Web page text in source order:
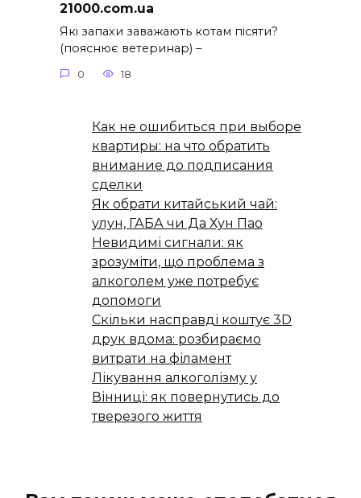
21000.com.ua
Які запахи заважають котам пісяти?
(пояснює ветеринар) –
0 18
Как не ошибиться при выборе
квартиры: на что обратить
внимание до подписания
сделки
Як обрати китайський чай:
улун, ГАБА чи Да Хун Пао
Невидимі сигнали: як
зрозуміти, що проблема з
алкоголем уже потребує
допомоги
Скільки насправді коштує 3D
друк вдома: розбираємо
витрати на філамент
Лікування алкоголізму у
Вінниці: як повернутись до
тверезого життя